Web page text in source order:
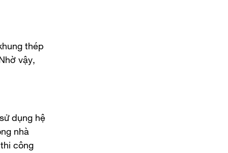
thép
vậy,
dụng hệ
nhà
công